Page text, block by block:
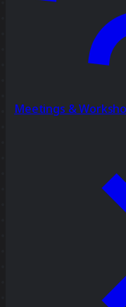
Meetings &